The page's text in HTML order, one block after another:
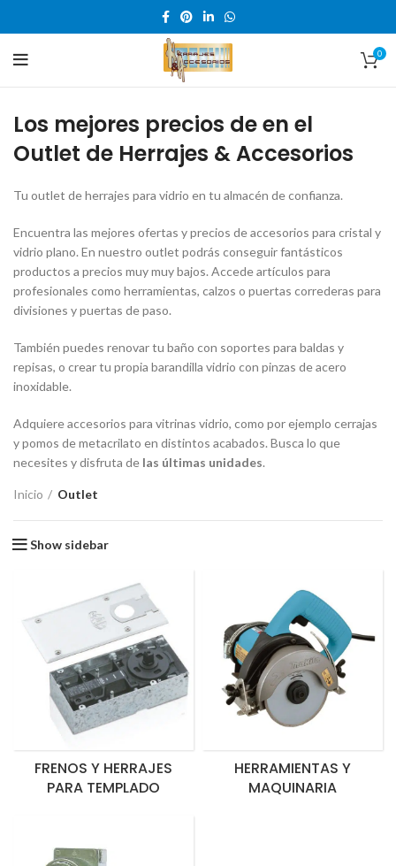
0
Los mejores precios de en el
Outlet de Herrajes & Accesorios
Tu outlet de herrajes para vidrio en tu almacén de confianza.
Encuentra las mejores ofertas y precios de accesorios para cristal y
vidrio plano. En nuestro outlet podrás conseguir fantásticos
productos a precios muy muy bajos. Accede artículos para
profesionales como herramientas, calzos o puertas correderas para
divisiones y puertas de paso.
También puedes renovar tu baño con soportes para baldas y
repisas, o crear tu propia barandilla vidrio con pinzas de acero
inoxidable.
Adquiere accesorios para vitrinas vidrio, como por ejemplo cerrajas
y pomos de metacrilato en distintos acabados. Busca lo que
necesites y disfruta de las últimas unidades.
Inicio Outlet
Show sidebar
FRENOS Y HERRAJES
PARA TEMPLADO
HERRAMIENTAS Y
MAQUINARIA